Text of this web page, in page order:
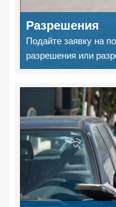
Разрешения
Подайте заявку на
разрешения или